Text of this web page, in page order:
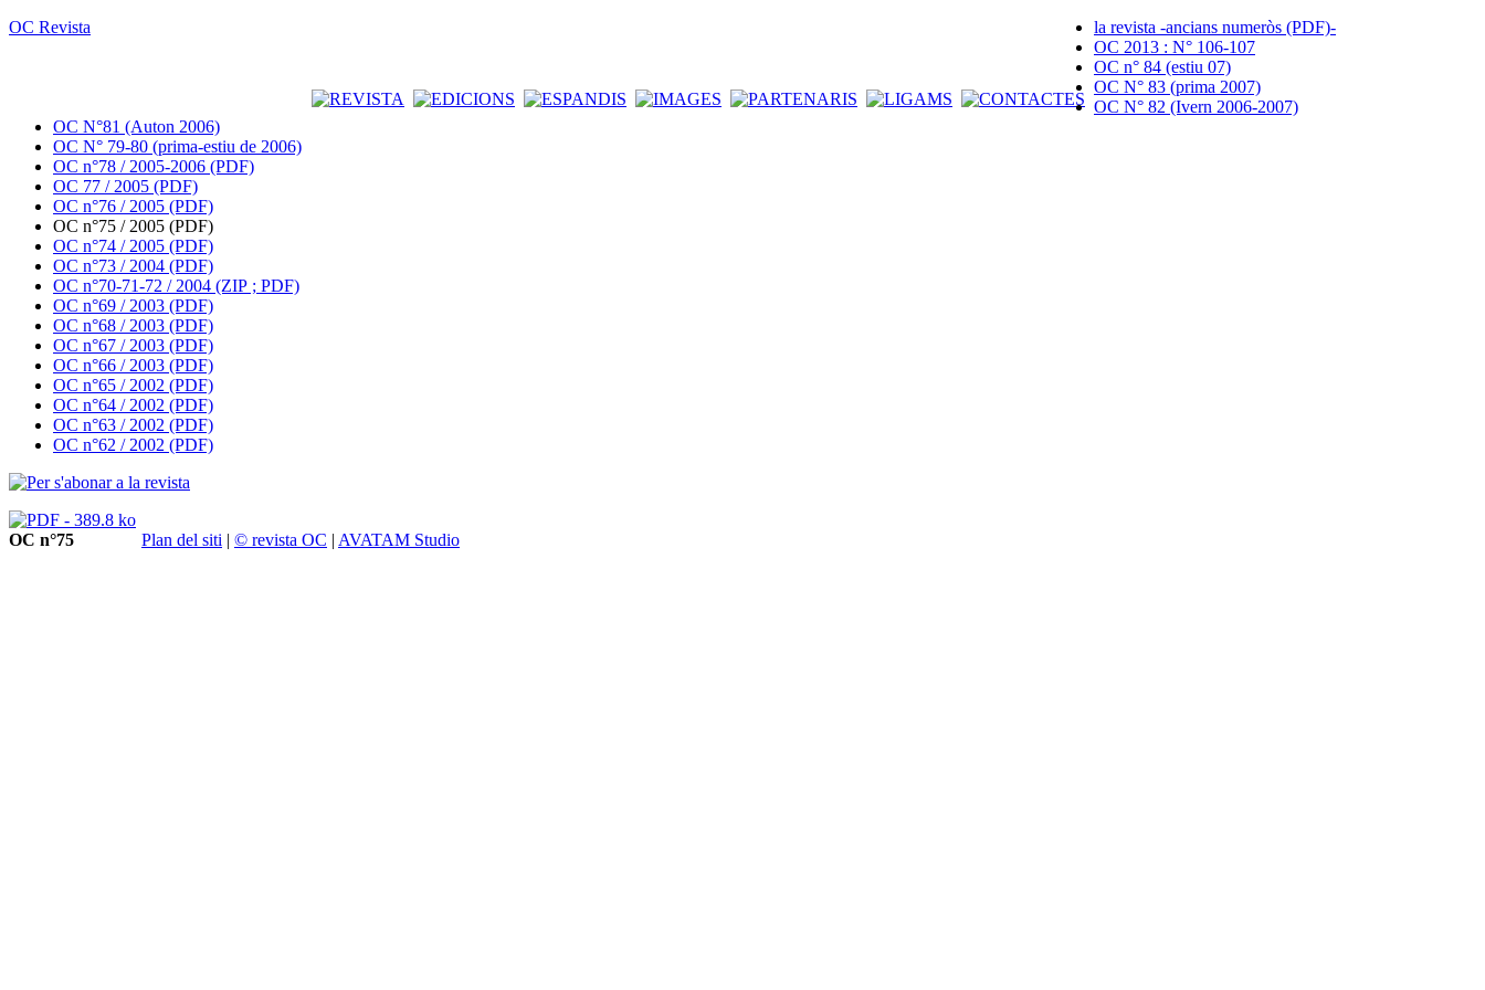
OC Revista
la revista -ancians numeròs (PDF)-
OC 2013 : N° 106-107
OC n° 84 (estiu 07)
OC N° 83 (prima 2007)
OC N° 82 (Ivern 2006-2007)
OC N°81 (Auton 2006)
OC N° 79-80 (prima-estiu de 2006)
OC n°78 / 2005-2006 (PDF)
OC 77 / 2005 (PDF)
OC n°76 / 2005 (PDF)
OC n°75 / 2005 (PDF)
OC n°74 / 2005 (PDF)
OC n°73 / 2004 (PDF)
OC n°70-71-72 / 2004 (ZIP ; PDF)
OC n°69 / 2003 (PDF)
OC n°68 / 2003 (PDF)
OC n°67 / 2003 (PDF)
OC n°66 / 2003 (PDF)
OC n°65 / 2002 (PDF)
OC n°64 / 2002 (PDF)
OC n°63 / 2002 (PDF)
OC n°62 / 2002 (PDF)
OC n°75 Plan del siti | © revista OC | AVATAM Studio